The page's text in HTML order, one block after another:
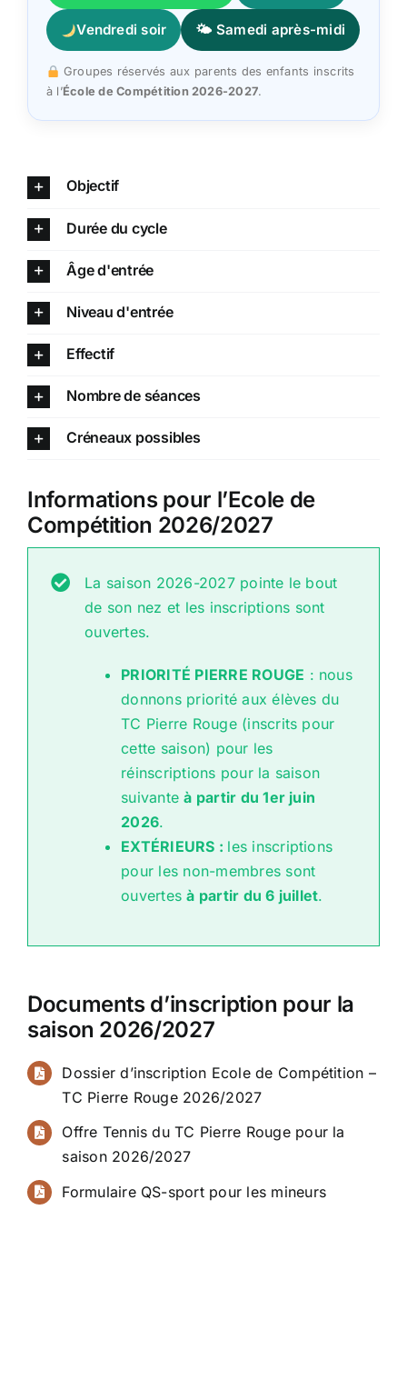
Vendredi soir 🌤 Samedi après-midi
Groupes réservés aux parents des enfants inscrits
à l’École de Compétition 2026-2027.
Objectif
Durée du cycle
Âge d'entrée
Niveau d'entrée
Effectif
Nombre de séances
Créneaux possibles
Informations pour l’Ecole de
Compétition 2026/2027
La saison 2026-2027 pointe le bout
de son nez et les inscriptions sont
ouvertes.
PRIORITÉ PIERRE ROUGE : nous
donnons priorité aux élèves du
TC Pierre Rouge (inscrits pour
cette saison) pour les
réinscriptions pour la saison
suivanteà partir du 1er juin
2026.
EXTÉRIEURS : les inscriptions
pour les non-membres sont
ouvertesà partir du 6 juillet.
Documents d’inscription pour la
saison 2026/2027
Dossier d’inscription Ecole de Compétition –
TC Pierre Rouge 2026/2027
Offre Tennis du TC Pierre Rouge pour la
saison 2026/2027
Formulaire QS-sport pour les mineurs